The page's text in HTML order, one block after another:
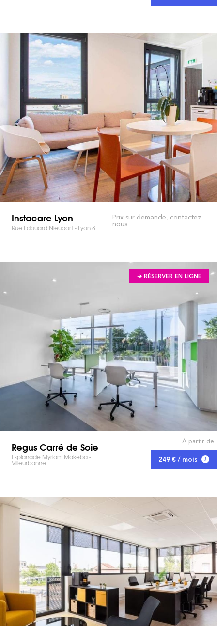
Instacare Lyon
Rue Edouard Nieuport - Lyon 8
Prix sur demande, contactez
nous
➔ RÉSERVER EN LIGNE
Regus Carré de Soie
Esplanade Myriam Makeba -
Villeurbanne
À partir de
249 € / mois